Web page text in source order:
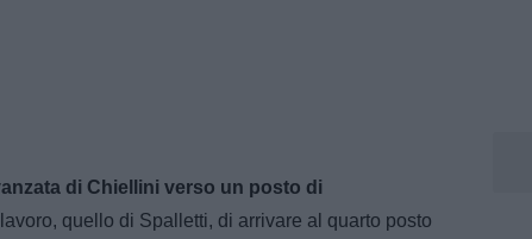
di Chiellini verso un posto di
quello di Spalletti, di arrivare al quarto posto